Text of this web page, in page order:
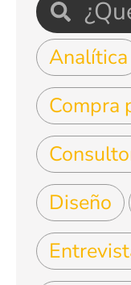
Analítica
Compra
Diseño